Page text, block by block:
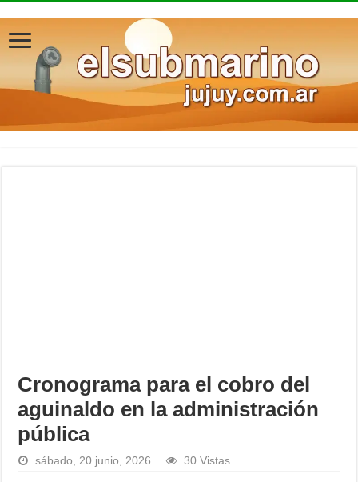
Cronograma para el cobro del
aguinaldo en la administración
pública
sábado, 20 junio, 2026 30 Vistas